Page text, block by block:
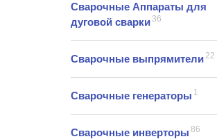
Сварочные Аппараты для
дуговой сварки 36
Сварочные выпрямители22
Сварочные генераторы 1
Сварочные инверторы 86